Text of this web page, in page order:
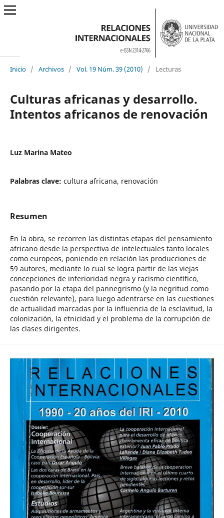
Inicio / Archivos / Vol. 19 Núm. 39 (2010) / Lecturas
Culturas africanas y desarrollo.
Intentos africanos de renovación
Luz Marina Mateo
Palabras clave: cultura africana, renovación
Resumen
En la obra, se recorren las distintas etapas del pensamiento
africano desde la perspectiva de intelectuales tanto locales
como europeos, poniendo en relación las producciones de
59 autores, mediante lo cual se logra partir de las viejas
concepciones de inferioridad negra y racismo científico,
pasando por la etapa del pannegrismo (y la negritud como
cuestión relevante), para luego adentrarse en las cuestiones
de actualidad marcadas por la influencia de la esclavitud, la
colonización, la etnicidad y el problema de la corrupción de
las clases dirigentes.